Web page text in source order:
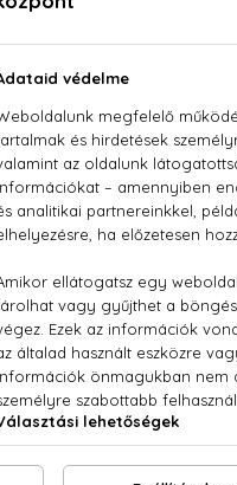
Pour
(FRAGRANCE),
GERANIOL,
FURFURACEA
BENZYL ALCOHOL.